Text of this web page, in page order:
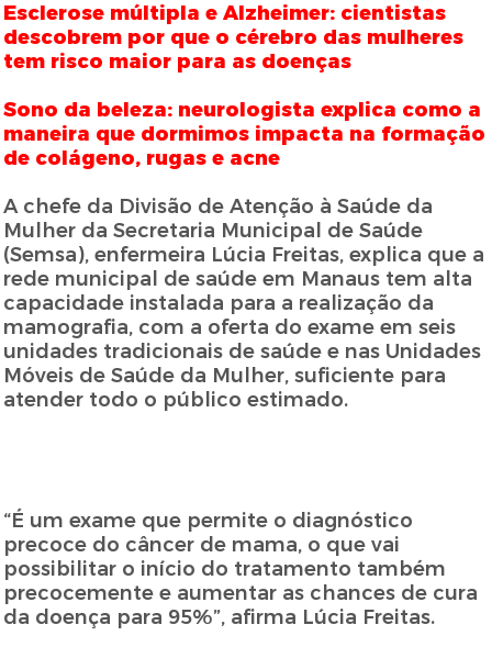
Esclerose múltipla e Alzheimer: cientistas
descobrem por que o cérebro das mulheres
tem risco maior para as doenças
Sono da beleza: neurologista explica como a
maneira que dormimos impacta na formação
de colágeno, rugas e acne
A chefe da Divisão de Atenção à Saúde da
Mulher da Secretaria Municipal de Saúde
(Semsa), enfermeira Lúcia Freitas, explica que a
rede municipal de saúde em Manaus tem alta
capacidade instalada para a realização da
mamografia, com a oferta do exame em seis
unidades tradicionais de saúde e nas Unidades
Móveis de Saúde da Mulher, suficiente para
atender todo o público estimado.
“É um exame que permite o diagnóstico
precoce do câncer de mama, o que vai
possibilitar o início do tratamento também
precocemente e aumentar as chances de cura
da doença para 95%”, afirma Lúcia Freitas.